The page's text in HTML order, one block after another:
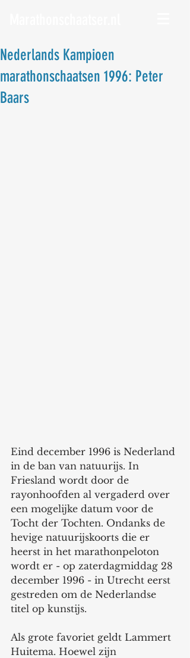
Nederlands Kampioen
marathonschaatsen 1996: Peter
Baars
Eind december 1996 is Nederland
in de ban van natuurijs. In
Friesland wordt door de
rayonhoofden al vergaderd over
een mogelijke datum voor de
Tocht der Tochten. Ondanks de
hevige natuurijskoorts die er
heerst in het marathonpeloton
wordt er - op zaterdagmiddag 28
december 1996 - in Utrecht eerst
gestreden om de Nederlandse
titel op kunstijs.
Als grote favoriet geldt Lammert
Huitema. Hoewel zijn